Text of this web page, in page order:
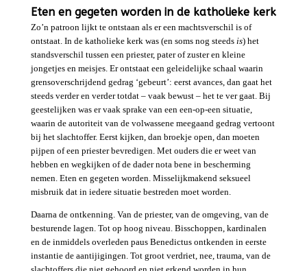
Eten en gegeten worden in de katholieke kerk
Zo’n patroon lijkt te ontstaan als er een machtsverschil is of
ontstaat. In de katholieke kerk was (en soms nog steeds is) het
standsverschil tussen een priester, pater of zuster en kleine
jongetjes en meisjes. Er ontstaat een geleidelijke schaal waarin
grensoverschrijdend gedrag ‘gebeurt’: eerst avances, dan gaat het
steeds verder en verder totdat – vaak bewust – het te ver gaat. Bij
geestelijken was er vaak sprake van een een-op-een situatie,
waarin de autoriteit van de volwassene meegaand gedrag vertoont
bij het slachtoffer. Eerst kijken, dan broekje open, dan moeten
pijpen of een priester bevredigen. Met ouders die er weet van
hebben en wegkijken of de dader nota bene in bescherming
nemen. Eten en gegeten worden. Misselijkmakend seksueel
misbruik dat in iedere situatie bestreden moet worden.
Daarna de ontkenning. Van de priester, van de omgeving, van de
besturende lagen. Tot op hoog niveau. Bisschoppen, kardinalen
en de inmiddels overleden paus Benedictus ontkenden in eerste
instantie de aantijigingen. Tot groot verdriet, nee, trauma, van de